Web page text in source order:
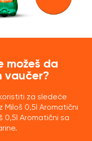
možeš da
vaučer?
za sledeće
Miloš 0,5l Aromatični
0,5l Aromatični sa